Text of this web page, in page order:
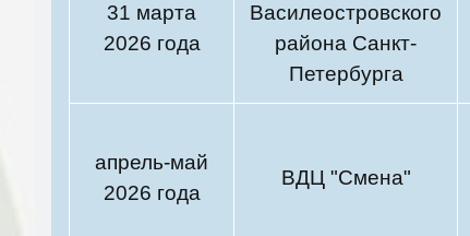
31 марта
2026 года
Василеостровского
района Санкт-
Петербурга
апрель-май
2026 года
ВДЦ "Смена"